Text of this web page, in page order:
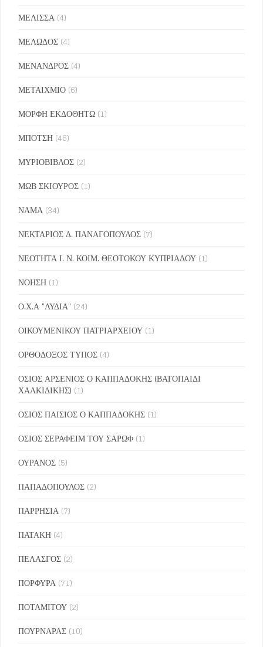
ΜΕΛΙΣΣΑ (4)
ΜΕΛΩΔΟΣ (4)
ΜΕΝΑΝΔΡΟΣ (4)
ΜΕΤΑΙΧΜΙΟ (6)
ΜΟΡΦΗ ΕΚΔΟΘΗΤΩ (1)
ΜΠΟΤΣΗ (46)
ΜΥΡΙΟΒΙΒΛΟΣ (2)
ΜΩΒ ΣΚΙΟΥΡΟΣ (1)
ΝΑΜΑ (34)
ΝΕΚΤΑΡΙΟΣ Δ. ΠΑΝΑΓΟΠΟΥΛΟΣ (7)
ΝΕΟΤΗΤΑ Ι. Ν. ΚΟΙΜ. ΘΕΟΤΟΚΟΥ ΚΥΠΡΙΑΔΟΥ (1)
ΝΟΗΣΗ (1)
Ο.Χ.Α "ΛΥΔΙΑ" (24)
ΟΙΚΟΥΜΕΝΙΚΟΥ ΠΑΤΡΙΑΡΧΕΙΟΥ (1)
ΟΡΘΟΔΟΞΟΣ ΤΥΠΟΣ (4)
ΟΣΙΟΣ ΑΡΣΕΝΙΟΣ Ο ΚΑΠΠΑΔΟΚΗΣ (ΒΑΤΟΠΑΙΔΙ
ΧΑΛΚΙΔΙΚΗΣ) (1)
ΟΣΙΟΣ ΠΑΙΣΙΟΣ Ο ΚΑΠΠΑΔΟΚΗΣ (1)
ΟΣΙΟΣ ΣΕΡΑΦΕΙΜ ΤΟΥ ΣΑΡΩΦ (1)
ΟΥΡΑΝΟΣ (5)
ΠΑΠΑΔΟΠΟΥΛΟΣ (2)
ΠΑΡΡΗΣΙΑ (7)
ΠΑΤΑΚΗ (4)
ΠΕΛΑΣΓΟΣ (2)
ΠΟΡΦΥΡΑ (71)
ΠΟΤΑΜΙΤΟΥ (2)
ΠΟΥΡΝΑΡΑΣ (10)